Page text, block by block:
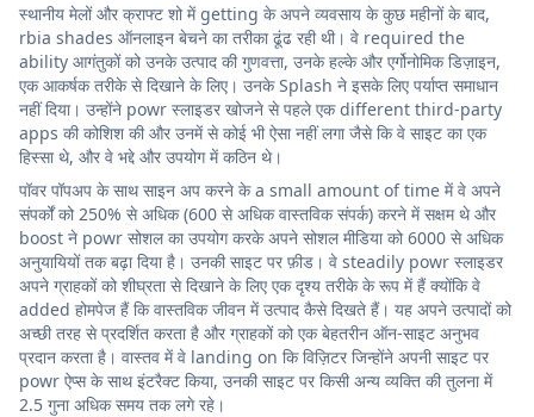
स्थानीय मेलों और क्राफ्ट शो में getting के अपने व्यवसाय के कुछ महीनों के बाद,
rbia shades ऑनलाइन बेचने का तरीका ढूंढ रही थी। वे required the
ability आगंतुकों को उनके उत्पाद की गुणवत्ता, उनके हल्के और एर्गोनोमिक डिज़ाइन,
एक आकर्षक तरीके से दिखाने के लिए। उनके Splash ने इसके लिए पर्याप्त समाधान
नहीं दिया। उन्होंने powr स्लाइडर खोजने से पहले एक different third-party
apps की कोशिश की और उनमें से कोई भी ऐसा नहीं लगा जैसे कि वे साइट का एक
हिस्सा थे, और वे भद्दे और उपयोग में कठिन थे।
पॉवर पॉपअप के साथ साइन अप करने के a small amount of time में वे अपने
संपर्कों को 250% से अधिक (600 से अधिक वास्तविक संपर्क) करने में सक्षम थे और
boost ने powr सोशल का उपयोग करके अपने सोशल मीडिया को 6000 से अधिक
अनुयायियों तक बढ़ा दिया है। उनकी साइट पर फ़ीड। वे steadily powr स्लाइडर
अपने ग्राहकों को शीघ्रता से दिखाने के लिए एक दृश्य तरीके के रूप में हैं क्योंकि वे
added होमपेज हैं कि वास्तविक जीवन में उत्पाद कैसे दिखते हैं। यह अपने उत्पादों को
अच्छी तरह से प्रदर्शित करता है और ग्राहकों को एक बेहतरीन ऑन-साइट अनुभव
प्रदान करता है। वास्तव में वे landing on कि विज़िटर जिन्होंने अपनी साइट पर
powr ऐप्स के साथ इंटरैक्ट किया, उनकी साइट पर किसी अन्य व्यक्ति की तुलना में
2.5 गुना अधिक समय तक लगे रहे।